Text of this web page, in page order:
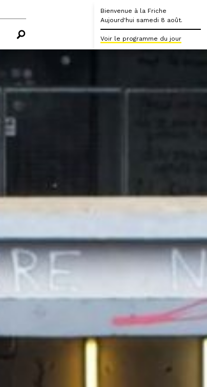
Bienvenue à la Friche
Aujourd'hui samedi 8 août.
Voir le programme du jour